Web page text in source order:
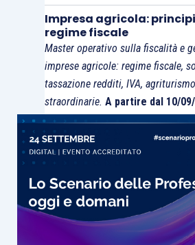
Di diverso avviso risultò, invece,
circolare n. 9/2009.
Ulteriore questione è
esercizi necessari di mancato
limitiper applicare le
prevale la tesi, peraltro
Assonime nella citata
per cui si ammette la
bilancio in forma abbreviata
microimprese) già a
Impresa agricola:
regime fiscale
Master operativo sulla fiscalità e
imprese agricole: regime fiscale,
tassazione redditi, IVA,
straordinarie. A partire dal 10/